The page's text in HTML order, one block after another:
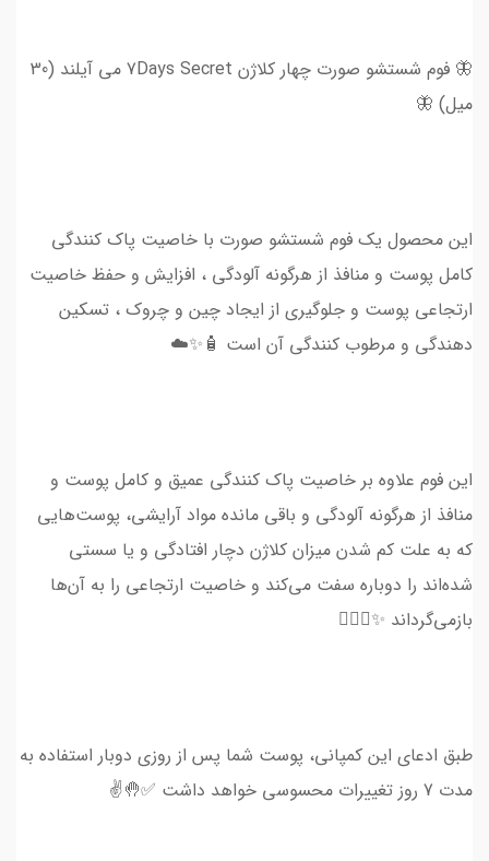
🦋 فوم شستشو صورت چهار کلاژن 7Days Secret می آیلند (30
میل) 🦋
این محصول یک فوم شستشو صورت با خاصیت پاک کنندگی
کامل پوست و منافذ از هرگونه آلودگی ، افزایش و حفظ خاصیت
ارتجاعی پوست و جلوگیری از ایجاد چین و چروک ، تسکین
دهندگی و مرطوب کنندگی آن است 🧴✨☁️
این فوم علاوه بر خاصیت پاک کنندگی عمیق و کامل پوست و
منافذ از هرگونه آلودگی و باقی مانده مواد آرایشی، پوست‌هایی
که به علت کم شدن میزان کلاژن دچار افتادگی و یا سستی
شده‌اند را دوباره سفت می‌کند و خاصیت ارتجاعی را به آن‌ها
بازمی‌گرداند ✨💆🏻‍♀
طبق ادعای این کمپانی، پوست شما پس از روزی دوبار استفاده به
مدت 7 روز تغییرات محسوسی خواهد داشت ✅🤚✌️